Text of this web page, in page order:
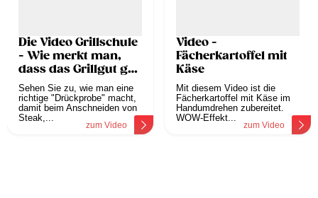
Die Video Grillschule
- Wie merkt man,
dass das Grillgut gar
ist?
Sehen Sie zu, wie man eine
richtige "Drückprobe" macht,
damit beim Anschneiden von
Steak,...
zum Video
Video -
Fächerkartoffel mit
Käse
Mit diesem Video ist die
Fächerkartoffel mit Käse im
Handumdrehen zubereitet.
WOW-Effekt...
zum Video